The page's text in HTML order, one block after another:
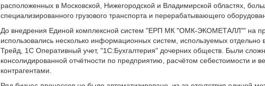
расположенных в Московской, Нижегородской и Владимирской областях,
специализированного грузового транспорта и перерабатывающего
До внедрения Единой комплексной систем "ЕРП МК "ОМК-ЭКОМЕТАЛЛ"" на
использовались несколько информационных систем, используемых
Трейд, 1С Оперативный учет, "1С:Бухгалтерия" дочерних обществ. Были
консолидированной отчётности по предприятию, расчётом себестоимости и
контрагентами.